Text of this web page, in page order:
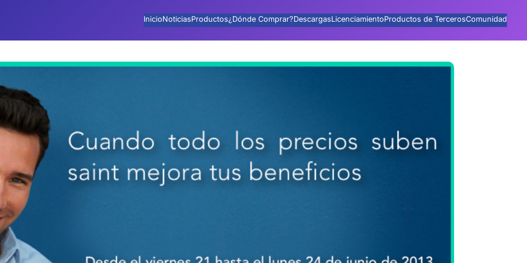
InicioNoticiasProductos¿Dónde Comprar?DescargasLicenciamientoProductos de TercerosComunidad